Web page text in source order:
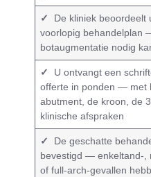
✓ De kliniek beoordeelt
voorlopig behandelplan
botaugmentatie nodig
✓ U ontvangt een
offerte in ponden — met
abutment, de kroon, de
klinische afspraken
✓ De geschatte
bevestigd — enkeltand-,
of full-arch-gevallen